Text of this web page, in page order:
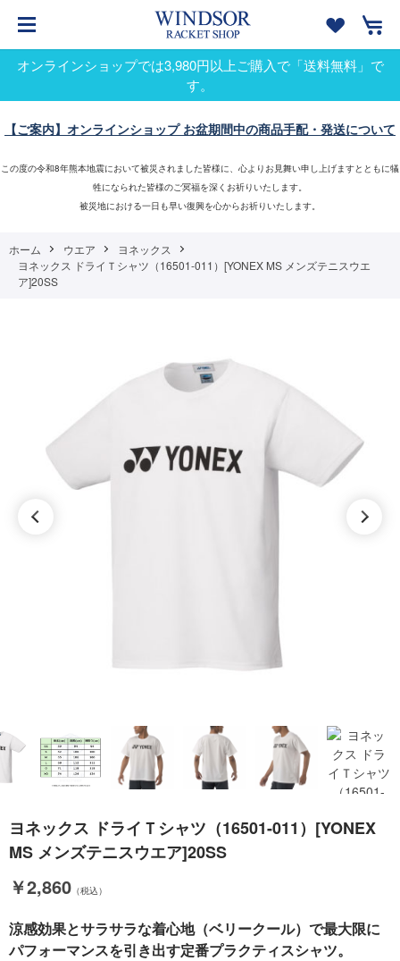
オンラインショップでは3,980円以上ご購入で「送料無料」で
す。
【ご案内】オンラインショップ お盆期間中の商品手配・発送について
この度の令和8年熊本地震において被災されました皆様に、心よりお見舞い申し上げますとともに犠
牲になられた皆様のご冥福を深くお祈りいたします。
被災地における一日も早い復興を心からお祈りいたします。
ホーム ウエア
ヨネックス
ヨネックス ドライＴシャツ（16501-011）[YONEX MS メンズテニスウエ
ア]20SS
ヨネックス ドライＴシャツ（16501-011）[YONEX
MS メンズテニスウエア]20SS
￥2,860 （税込）
涼感効果とサラサラな着心地（ベリークール）で最大限に
パフォーマンスを引き出す定番プラクティスシャツ。